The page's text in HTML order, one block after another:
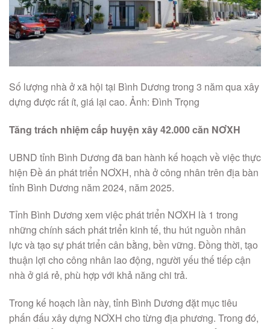
Số lượng nhà ở xã hội tại Bình Dương trong 3 năm qua xây
dựng được rất ít, giá lại cao. Ảnh: Đình Trọng
Tăng trách nhiệm cấp huyện xây 42.000 căn NƠXH
UBND tỉnh Bình Dương đã ban hành kế hoạch về việc thực
hiện Đề án phát triển NƠXH, nhà ở công nhân trên địa bàn
tỉnh Bình Dương năm 2024, năm 2025.
Tỉnh Bình Dương xem việc phát triển NƠXH là 1 trong
những chính sách phát triển kinh tế, thu hút nguồn nhân
lực và tạo sự phát triển cân bằng, bền vững. Đồng thời, tạo
thuận lợi cho công nhân lao động, người yếu thế tiếp cận
nhà ở giá rẻ, phù hợp với khả năng chi trả.
Trong kế hoạch lần này, tỉnh Bình Dương đặt mục tiêu
phấn đấu xây dựng NƠXH cho từng địa phương. Trong đó,